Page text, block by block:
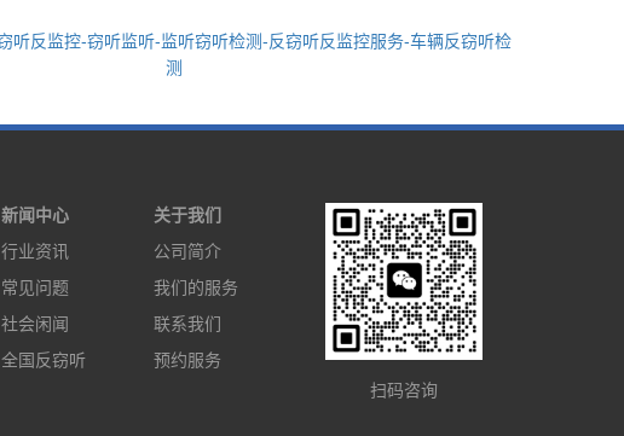
听反监控-窃听监听-监听窃听检测-反窃听反监控服务-车辆反窃听检
测
新闻中心
行业资讯
常见问题
社会闲闻
全国反窃听
关于我们
公司简介
我们的服务
联系我们
预约服务
扫码咨询